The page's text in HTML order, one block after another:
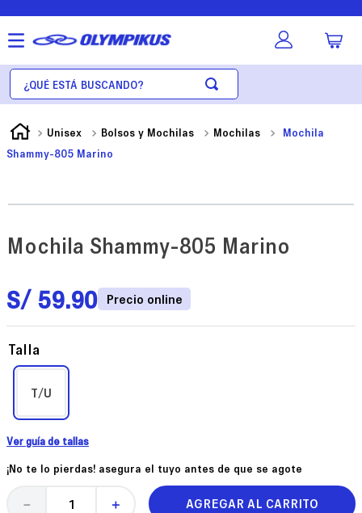
Unisex Bolsos y Mochilas Mochilas
Mochila
Shammy-805 Marino
Mochila Shammy-805 Marino
S/ 59.90
Talla
T/U
Ver guía de tallas
¡No te lo pierdas! asegura el tuyo antes de que se agote
＋
－ AGREGAR AL CARRITO